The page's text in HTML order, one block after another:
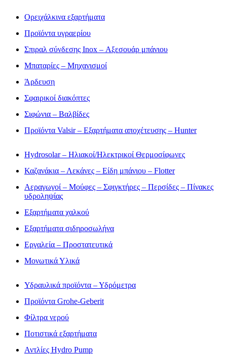
Ορειχάλκινα εξαρτήματα
Προϊόντα υγραερίου
Σπιραλ σύνδεσης Inox – Αξεσουάρ μπάνιου
Μπαταρίες – Μηχανισμοί
Άρδευση
Σφαιρικοί διακόπτες
Σιφώνια – Βαλβίδες
Προϊόντα Valsir – Εξαρτήματα αποχέτευσης – Hunter
Hydrosolar – Ηλιακοί/Ηλεκτρικοί Θερμοσίφωνες
Καζανάκια – Λεκάνες – Είδη μπάνιου – Flotter
Αεραγωγοί – Μούφες – Σφιγκτήρες – Περσίδες – Πίνακες
υδροληψίας
Εξαρτήματα χαλκού
Εξαρτήματα σιδηροσωλήνα
Εργαλεία – Προστατευτικά
Μονωτικά Υλικά
Υδραυλικά προϊόντα – Υδρόμετρα
Προϊόντα Grohe-Geberit
Φίλτρα νερού
Ποτιστικά εξαρτήματα
Αντλίες Hydro Pump